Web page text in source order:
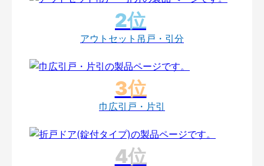
アウトセット吊戸・引分
巾広引戸・片引